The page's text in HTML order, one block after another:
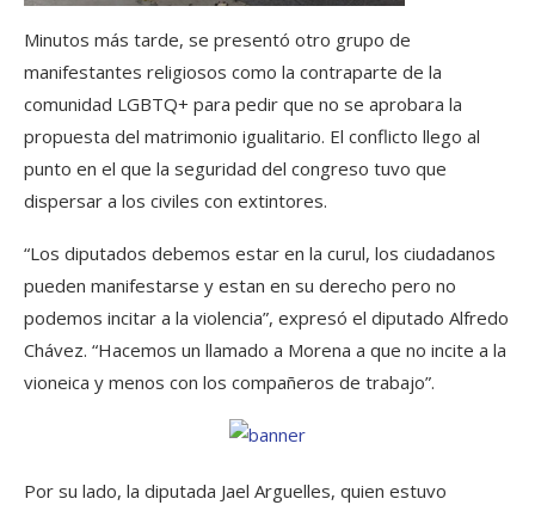
Minutos más tarde, se presentó otro grupo de
manifestantes religiosos como la contraparte de la
comunidad LGBTQ+ para pedir que no se aprobara la
propuesta del matrimonio igualitario. El conflicto llego al
punto en el que la seguridad del congreso tuvo que
dispersar a los civiles con extintores.
“Los diputados debemos estar en la curul, los ciudadanos
pueden manifestarse y estan en su derecho pero no
podemos incitar a la violencia”, expresó el diputado Alfredo
Chávez. “Hacemos un llamado a Morena a que no incite a la
vioneica y menos con los compañeros de trabajo”.
Por su lado, la diputada Jael Arguelles, quien estuvo